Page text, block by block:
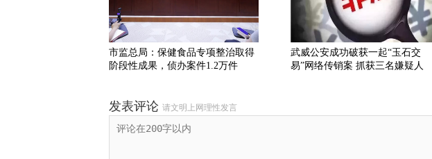
市监总局：保健食品专项整治取得
阶段性成果，侦办案件1.2万件
武威公安成功破获一起“玉石交
易”网络传销案 抓获三名嫌疑人
发表评论 请文明上网理性发言